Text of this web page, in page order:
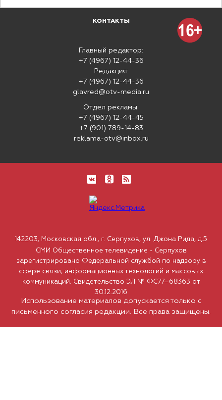
КОНТАКТЫ
Главный редактор:
+7 (4967) 12-44-36
Редакция:
+7 (4967) 12-44-36
glavred@otv-media.ru
Отдел рекламы:
+7 (4967) 12-44-45
+7 (901) 789-14-83
reklama-otv@inbox.ru
Использование материалов допускается только с
письменного согласия редакции. Все права защищены.
142203, Московская обл., г. Серпухов, ул. Джона Рида, д.5
СМИ Общественное телевидение - Серпухов
зарегистрировано Федеральной службой по надзору в
сфере связи, информационных технологий и массовых
коммуникаций. Свидетельство ЭЛ № ФС77–68363 от
30.12.2016